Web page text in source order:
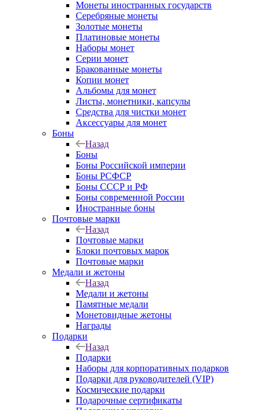
Монеты иностранных государств
Серебряные монеты
Золотые монеты
Платиновые монеты
Наборы монет
Серии монет
Бракованные монеты
Копии монет
Альбомы для монет
Листы, монетники, капсулы
Средства для чистки монет
Аксессуары для монет
Боны
Назад
Боны
Боны Российской империи
Боны РСФСР
Боны СССР и РФ
Боны современной России
Иностранные боны
Почтовые марки
Назад
Почтовые марки
Блоки почтовых марок
Почтовые марки
Медали и жетоны
Назад
Медали и жетоны
Памятные медали
Монетовидные жетоны
Награды
Подарки
Назад
Подарки
Наборы для корпоративных подарков
Подарки для руководителей (VIP)
Космические подарки
Подарочные сертификаты